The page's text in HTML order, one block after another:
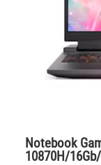
Notebook
10870H/